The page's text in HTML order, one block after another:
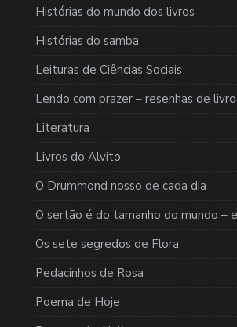
Histórias do mundo dos livros
Histórias do samba
Leituras de Ciências Sociais
Lendo com prazer – resenhas de
Literatura
Livros do Alvito
O Drummond nosso de cada dia
O sertão é do tamanho do mundo –
Os sete segredos de Flora
Pedacinhos de Rosa
Poema de Hoje